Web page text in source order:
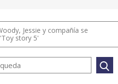
Jessie y compañía se
story 5'